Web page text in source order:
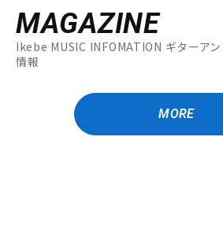
MAGAZINE
Ikebe MUSIC INFOMATION ギターア
情報
MORE